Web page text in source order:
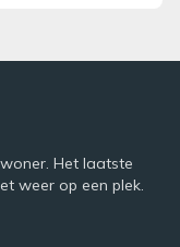
Het laatste
weer op een plek.